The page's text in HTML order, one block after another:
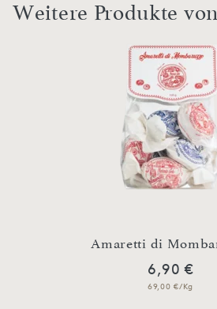
Weitere Produkte
Amaretti di
6,90 €
69,00 €/Kg